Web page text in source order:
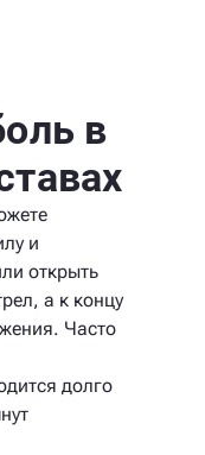
в
и
открыть
а к концу
Часто
долго